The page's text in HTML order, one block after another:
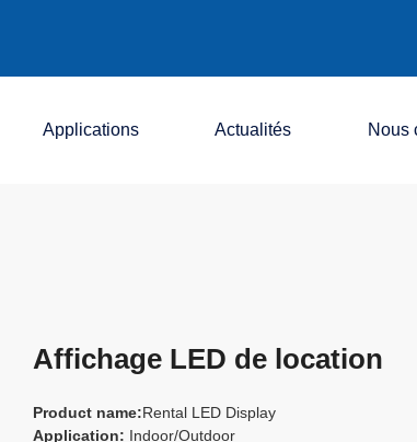
Applications Actualités Nous
Affichage LED de location
Product name:Rental LED Display
Application: Indoor/Outdoor